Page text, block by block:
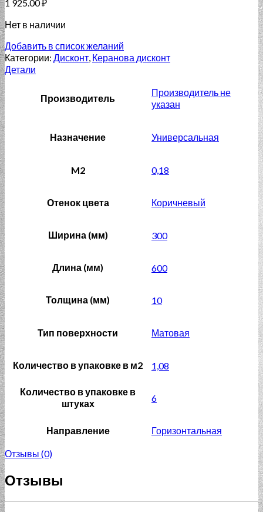
1 925.00₽
Нет в наличии
Добавить в список желаний
Категории: Дисконт, Керанова дисконт
Детали
Производитель
Производитель не
указан
Назначение Универсальная
M2 0,18
Отенок цвета Коричневый
Ширина (мм) 300
Длина (мм) 600
Толщина (мм) 10
Тип поверхности Матовая
Количество в упаковке в м2 1,08
Количество в упаковке в
штуках
6
Направление Горизонтальная
Отзывы (0)
Отзывы